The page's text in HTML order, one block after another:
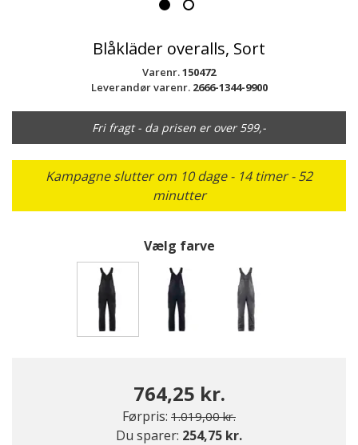
Blåkläder overalls, Sort
Varenr.150472
Leverandør varenr. 2666-1344-9900
Fri fragt - da prisen er over 599,-
Kampagne slutter om 10 dage - 14 timer - 52
minutter
Vælg farve
764,25 kr.
Førpris: Pris nedsat fra
1.019,00 kr.til
Du sparer: 254,75 kr.